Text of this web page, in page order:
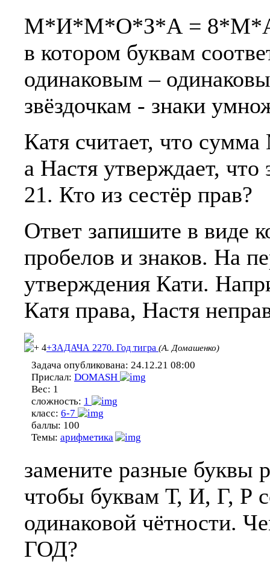
М*И*М*О*З*А =
в котором буквам
одинаковым –
звёздочкам - знаки
Катя считает, что
а Настя утверждает,
21. Кто из сестёр прав?
Ответ запишите в виде
пробелов и знаков. На
утверждения Кати.
Катя права, Настя
4+ЗАДАЧА 2270. Год тигра (А. Домашенко)
Задача опубликована: 24.12.21 08:00
Прислал: DOMASH
Вес: 1
сложность: 1
класс: 6-7
баллы: 100
Темы: арифметика
замените разные буквы
чтобы буквам Т, И, Г, Р
одинаковой чётности.
ГОД?